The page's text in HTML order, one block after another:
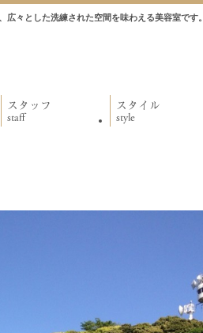
々とした洗練された空間を味わえる美容室です。